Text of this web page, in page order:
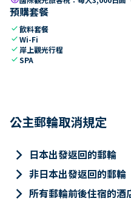
預購套餐
check飲料套餐
checkWi-Fi
check 岸上觀光行程
checkSPA
公主郵輪取消規定
keyboard_arrow_right 日本出發返回的郵輪
keyboard_arrow_right 非日本出發返回的郵輪
keyboard_arrow_right 所有郵輪前後住宿的酒